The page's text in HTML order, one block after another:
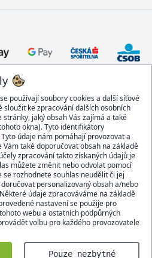
používají soubory cookies a další síťové
ke zpracování dalších osobních
jaký obsah Vás zajímá a také
okna). Tyto identifikátory
údaje nám pomáhají provozovat a
také doporučovat obsah na základě
zpracování takto získaných údajů je
můžete změnit nebo odvolat pomocí
se rozhodnete souhlas neudělit či jej
personalizovaný obsah a/nebo
údaje zpracováváme na základě
nastavení se použije pro
webu a ostatních podpůrných
volbu pro každého provozovatele
Pouze nezbytné
© 2007 - 2026